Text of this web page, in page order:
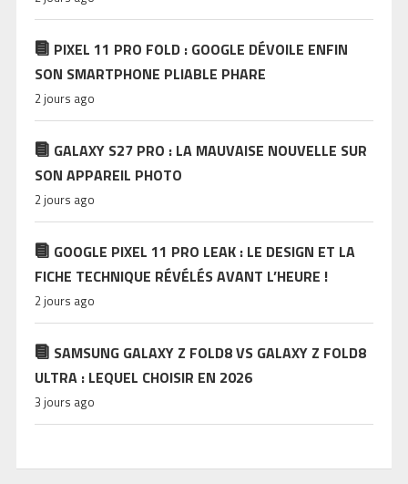
PIXEL 11 PRO FOLD : GOOGLE DÉVOILE ENFIN
SON SMARTPHONE PLIABLE PHARE
2 jours ago
GALAXY S27 PRO : LA MAUVAISE NOUVELLE SUR
SON APPAREIL PHOTO
2 jours ago
GOOGLE PIXEL 11 PRO LEAK : LE DESIGN ET LA
FICHE TECHNIQUE RÉVÉLÉS AVANT L’HEURE !
2 jours ago
SAMSUNG GALAXY Z FOLD8 VS GALAXY Z FOLD8
ULTRA : LEQUEL CHOISIR EN 2026
3 jours ago